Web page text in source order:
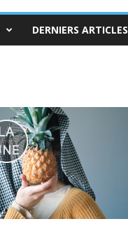
DERNIERS ARTICLES